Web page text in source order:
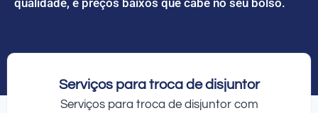
Serviços para troca de disjuntor
Serviços para troca de disjuntor com